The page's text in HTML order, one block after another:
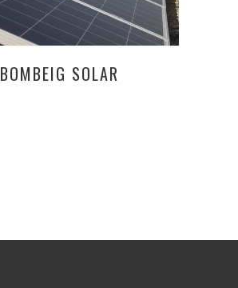
BOMBEIG SOLAR